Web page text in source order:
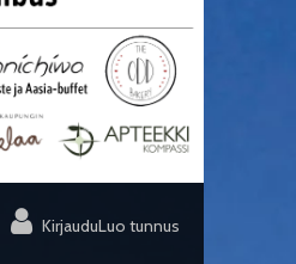
KirjauduLuo tunnus